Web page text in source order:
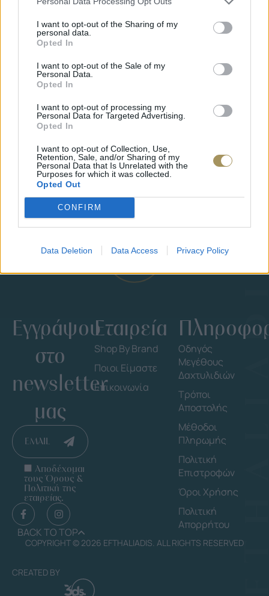
I want to opt-out of the Sharing of my
personal data.
Opted In
I want to opt-out of the Sale of my
Personal Data.
Opted In
I want to opt-out of processing my
Personal Data for Targeted Advertising.
Opted In
I want to opt-out of Collection, Use,
Retention, Sale, and/or Sharing of my
Personal Data that Is Unrelated with the
Purposes for which it was collected.
Opted Out
CONFIRM
Data Deletion Data Access Privacy Policy
ΜΟΝΌΠΕΤΡΟ ΔΑΧΤΥΛΊΔΙ ΜΕ
ΔΙΑΜΆΝΤΙ 0.35CT
1.930€1.737€
Εγγράψου
στο
newsletter
μας
EMAIL
Αποδέχομαι
τους Όρους &
Πολιτική της
εταιρείας.
BACK TO TOP
Εταιρεία
Shop By Brand
Ποιοι Είμαστε
Επικοινωνία
Οδηγός
Μεγέθους
Δαχτυλιδιών
Τρόποι
Αποστολής
Μέθοδοι
Πληρωμής
Πολιτική
Επιστροφών
Όροι Χρήσης
Πολιτική
Απορρήτου
COPYRIGHT © 2026 EFTHALIADIS. ALL RIGHTS RESERVED
CREATED BY